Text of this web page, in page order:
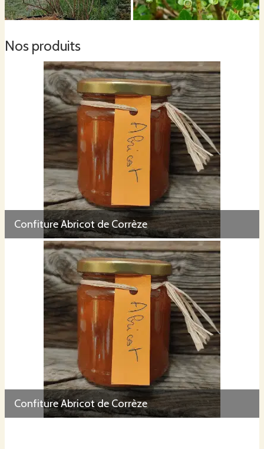
Nos produits
Confiture Abricot de Corrèze
Confiture Abricot de Corrèze